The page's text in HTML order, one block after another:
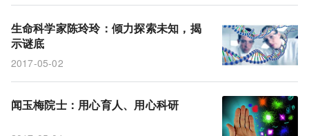
生命科学家陈玲玲：倾力探索未知，揭
示谜底
2017-05-02
闻玉梅院士：用心育人、用心科研